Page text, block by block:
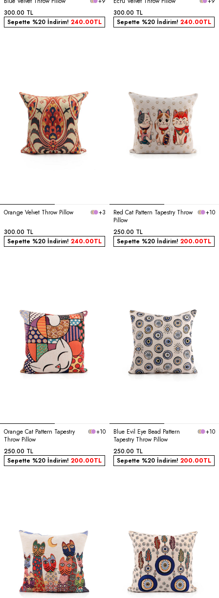
300.00 TL
Sepette %20 İndirim! 240.00TL
300.00 TL
Sepette %20 İndirim! 240.00TL
Orange Velvet Throw Pillow +3
300.00 TL
Sepette %20 İndirim! 240.00TL
Red Cat Pattern Tapestry Throw
Pillow
+10
250.00 TL
Sepette %20 İndirim! 200.00TL
Orange Cat Pattern Tapestry
Throw Pillow
+10
250.00 TL
Sepette %20 İndirim! 200.00TL
Blue Evil Eye Bead Pattern
Tapestry Throw Pillow
+10
250.00 TL
Sepette %20 İndirim! 200.00TL